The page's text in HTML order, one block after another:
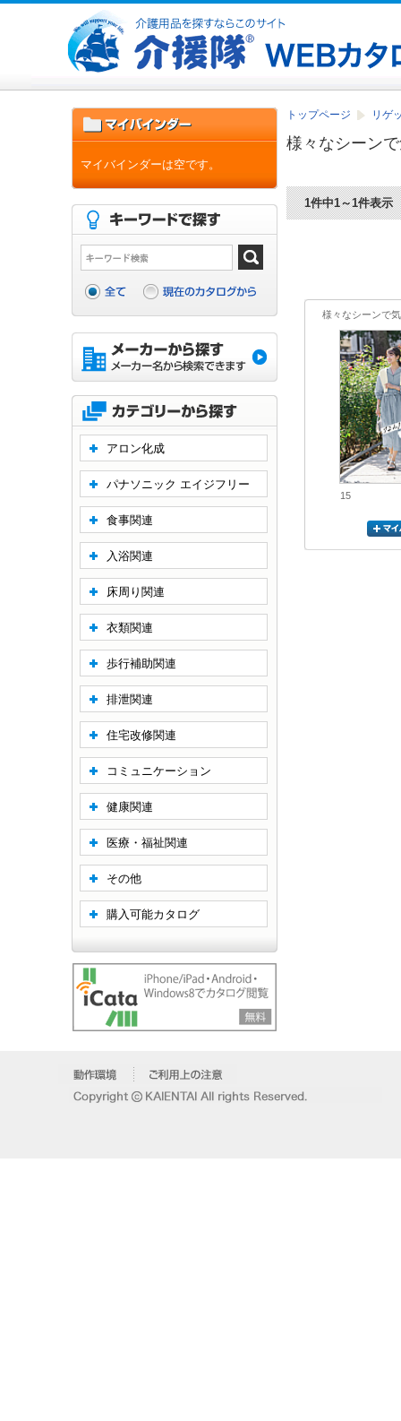
トップページ リゲ
様々なシーン
1件中1～1件表示
様々なシーンで
15
マイバインダーは空です。
アロン化成
パナソニック エイジフリー
食事関連
入浴関連
床周り関連
衣類関連
歩行補助関連
排泄関連
住宅改修関連
コミュニケーション
健康関連
医療・福祉関連
その他
購入可能カタログ